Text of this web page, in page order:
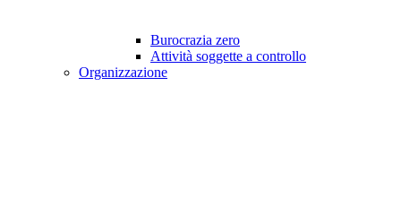
Burocrazia zero
Attività soggette a controllo
Organizzazione